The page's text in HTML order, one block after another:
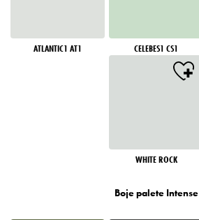
ATLANTIC1 AT1 CELEBES1 CS1
WHITE ROCK
Boje palete Intense